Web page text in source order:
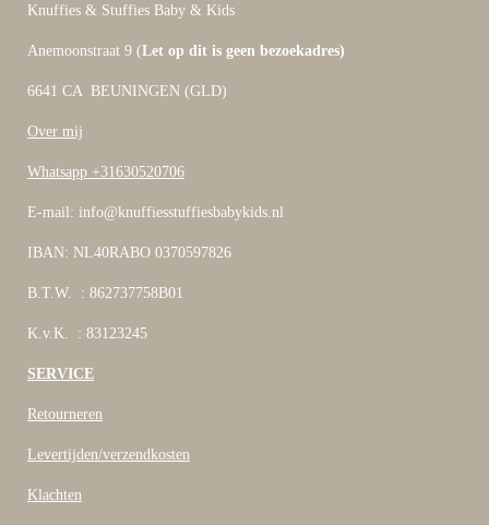
Knuffies & Stuffies Baby & Kids
Anemoonstraat 9 (Let op dit is geen bezoekadres)
6641 CA BEUNINGEN (GLD)
Over mij
Whatsapp +31630520706
E-mail: info@knuffiesstuffiesbabykids.nl
IBAN: NL40RABO 0370597826
B.T.W. : 862737758B01
K.v.K. : 83123245
SERVICE
Retourneren
Levertijden/verzendkosten
Klachten